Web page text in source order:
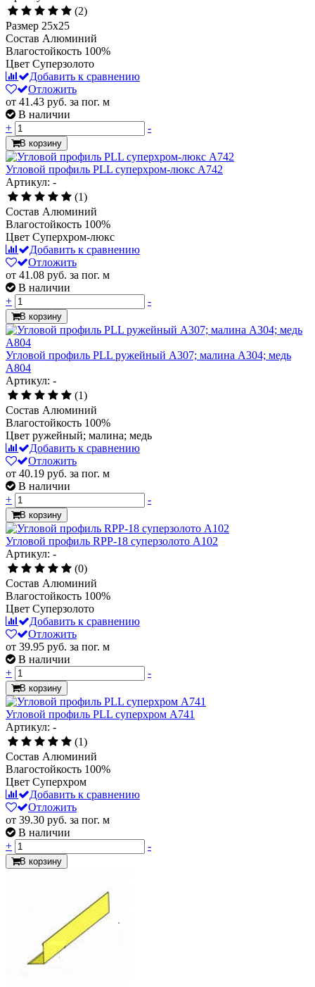
(2)
Размер 25x25
Состав Алюминий
Влагостойкость 100%
Цвет Суперзолото
Добавить к сравнению
Отложить
от 41.43 руб. за пог. м
В наличии
+
-
В корзину
Угловой профиль PLL суперхром-люкс А742
Артикул: -
(1)
Состав Алюминий
Влагостойкость 100%
Цвет Суперхром-люкс
Добавить к сравнению
Отложить
от 41.08 руб. за пог. м
В наличии
+
-
В корзину
Угловой профиль PLL ружейный А307; малина А304; медь
А804
Артикул: -
(1)
Состав Алюминий
Влагостойкость 100%
Цвет ружейный; малина; медь
Добавить к сравнению
Отложить
от 40.19 руб. за пог. м
В наличии
+
-
В корзину
Угловой профиль RPP-18 суперзолото А102
Артикул: -
(0)
Состав Алюминий
Влагостойкость 100%
Цвет Суперзолото
Добавить к сравнению
Отложить
от 39.95 руб. за пог. м
В наличии
+
-
В корзину
Угловой профиль PLL суперхром А741
Артикул: -
(1)
Состав Алюминий
Влагостойкость 100%
Цвет Суперхром
Добавить к сравнению
Отложить
от 39.30 руб. за пог. м
В наличии
+
-
В корзину